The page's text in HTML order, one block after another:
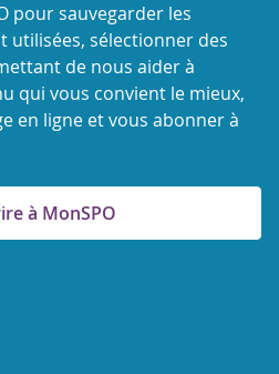
pour sauvegarder les
utilisées, sélectionner des
de nous aider à
qui vous convient le mieux,
en ligne et vous abonner à
à MonSPO